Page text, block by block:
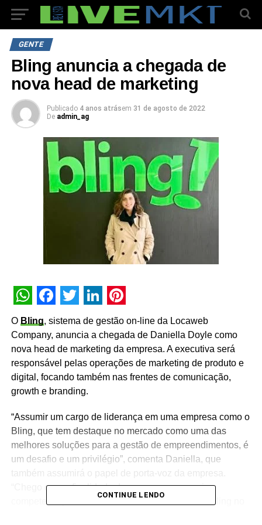
GENTE
Bling anuncia a chegada de
nova head de marketing
Publicado 4 anos atrásem 31 de agosto de 2022
De admin_ag
WhatsApp
Facebook
Twitter
LinkedIn
Pinterest
O Bling, sistema de gestão on-line da Locaweb
Company, anuncia a chegada de Daniella Doyle como
nova head de marketing da empresa. A executiva será
responsável pelas operações de marketing de produto e
digital, focando também nas frentes de comunicação,
growth e branding.
“Assumir um cargo de liderança em uma empresa como o
Bling, que tem destaque no mercado como uma das
melhores soluções para a gestão de empreendimentos, é
um desafio e um privilégio”, comenta Daniella, que
“Chego com a finalidade de somar a essa equipe
competente para alavancar ainda mais a marca Bling no
CONTINUE LENDO